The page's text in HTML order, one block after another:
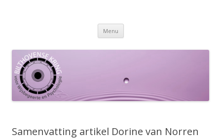
Menu Spring
inhoud
Samenvatting artikel Dorine van Norren